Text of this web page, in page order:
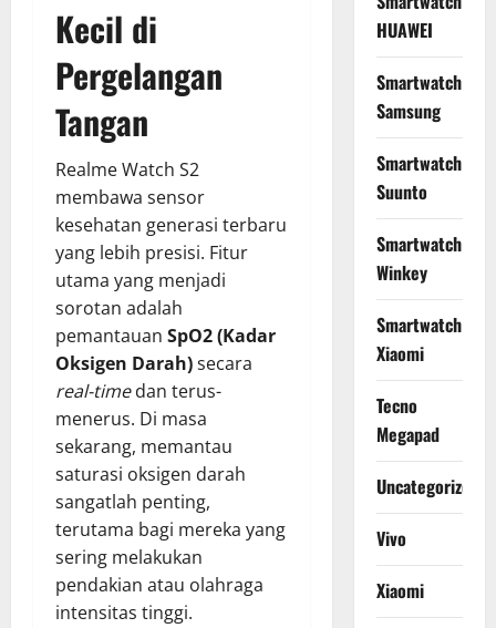
Kecil di
Pergelangan
Tangan
Realme Watch S2
membawa sensor
kesehatan generasi terbaru
yang lebih presisi. Fitur
utama yang menjadi
sorotan adalah
pemantauan SpO2 (Kadar
Oksigen Darah)secara
real-timedan terus-
menerus. Di masa
sekarang, memantau
saturasi oksigen darah
sangatlah penting,
terutama bagi mereka yang
sering melakukan
pendakian atau olahraga
intensitas tinggi.
HUAWEI
Smartwatch
Samsung
Smartwatch
Suunto
Smartwatch
Winkey
Smartwatch
Xiaomi
Tecno
Megapad
Uncategorized
Vivo
Xiaomi